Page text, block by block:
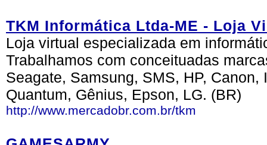
TKM Informática Ltda-ME - Loja
Loja virtual especializada em
Trabalhamos com conceituadas
Seagate, Samsung, SMS, HP,
Quantum, Gênius, Epson, LG. (BR)
http://www.mercadobr.com.br/tkm